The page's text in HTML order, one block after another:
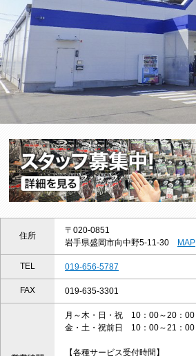
住所
〒020-0851
岩手県盛岡市向中野5-11-30 MAP
TEL 019-656-5787
FAX 019-635-3301
月～木・日・祝 10：00～20：00
金・土・祝前日 10：00～21：00
【各種サービス受付時間】